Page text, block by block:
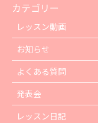
カテゴリー
レッスン動画
お知らせ
よくある質問
発表会
レッスン日記